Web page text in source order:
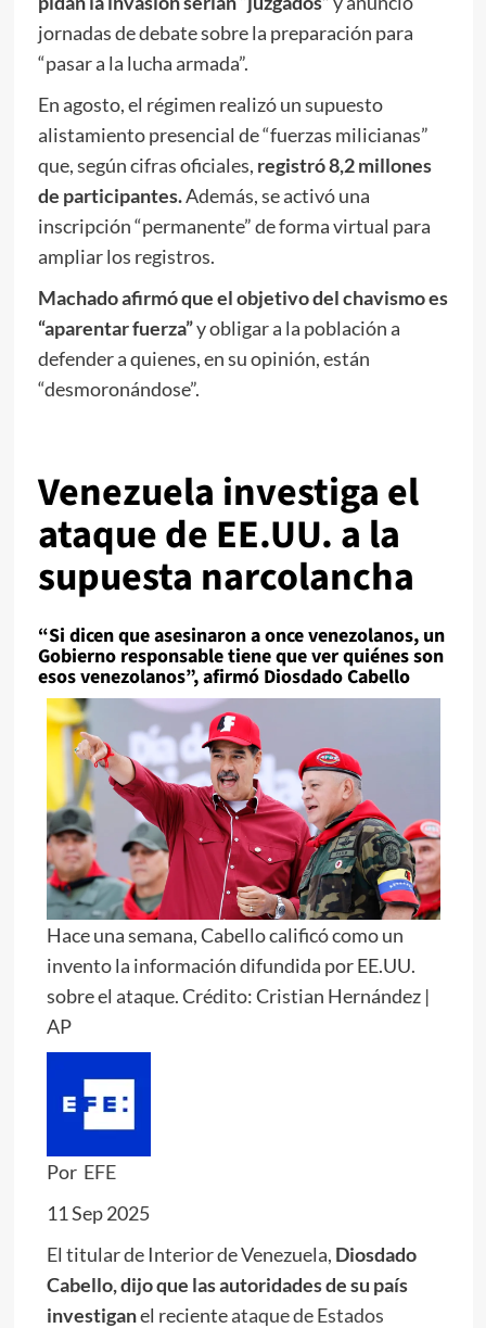
jornadas de debate sobre la preparación para
“pasar a la lucha armada”.
En agosto, el régimen realizó un supuesto
alistamiento presencial de “fuerzas milicianas”
que, según cifras oficiales, registró 8,2 millones
de participantes.Además, se activó una
inscripción “permanente” de forma virtual para
ampliar los registros.
Machado afirmó que el objetivo del chavismo es
“aparentar fuerza”y obligar a la población a
defender a quienes, en su opinión, están
“desmoronándose”.
Venezuela investiga el
ataque de EE.UU. a la
supuesta narcolancha
“Si dicen que asesinaron a once venezolanos, un
Gobierno responsable tiene que ver quiénes son
esos venezolanos”, afirmó Diosdado Cabello
Hace una semana, Cabello calificó como un
invento la información difundida por EE.UU.
sobre el ataque. Crédito: Cristian Hernández |
AP
Por EFE
11 Sep 2025
El titular de Interior de Venezuela, Diosdado
Cabello, dijo que las autoridades de su país
investiganel recienteataque de Estados